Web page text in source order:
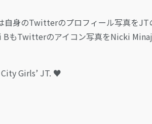
自身のTwitterのプロフィール写真をJT
BもTwitterのアイコン写真をNicki
Girls’ JT. ♥️